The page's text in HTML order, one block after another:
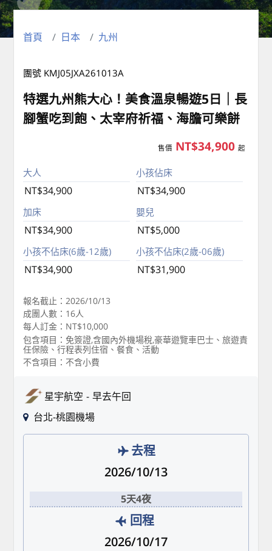
首頁 日本 九州
團號 KMJ05JXA261013A
特選九州熊大心！美食溫泉暢遊5日｜長
腳蟹吃到飽、太宰府祈福、海膽可樂餅
售價 NT$34,900 起
大人
NT$34,900
小孩佔床
NT$34,900
加床
NT$34,900
嬰兒
NT$5,000
小孩不佔床(6歲-12歲)
NT$34,900
小孩不佔床(2歲-06歲)
NT$31,900
報名截止：2026/10/13
成團人數：16人
每人訂金：NT$10,000
包含項目：免簽證,含國內外機場稅,豪華遊覽車巴士、旅遊責
任保險、行程表列住宿、餐食、活動
不含項目：不含小費
星宇航空
早去午回
台北-桃園機場
去程
2026/10/13
5天4夜
回程
2026/10/17